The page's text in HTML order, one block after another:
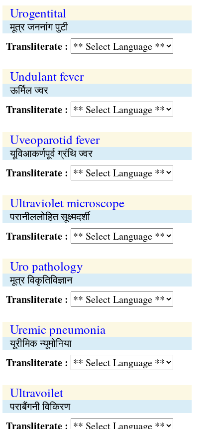
Urogentital
मूत्र जननांग पुटी
:
Undulant fever
ऊर्मिल ज्वर
:
Uveoparotid fever
यूविआकर्णपूर्व ग्रंथि ज्वर
:
Ultraviolet microscope
परानीललोहित सूक्ष्मदर्शी
:
Uro pathology
मूत्र विकृतिविज्ञान
:
Uremic pneumonia
यूरीमिक न्यूमोनिया
:
Ultravoilet
पराबैंगनी विकिरण
: